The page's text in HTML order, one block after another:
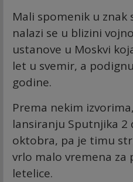
Mali spomenik u znak
nalazi se u blizini
ustanove u Moskvi
let u svemir, a
godine.
Prema nekim
lansiranju Sputnjika 2
oktobra, pa je timu
vrlo malo vremena
letelice.